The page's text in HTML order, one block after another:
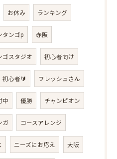
お休み ランキング
タンゴp 赤阪
ゴスタジオ 初心者向け
初心者🔰 フレッシュさん
中 優勝 チャンピオン
ガ コースアレンジ
ニーズにお応え 大阪